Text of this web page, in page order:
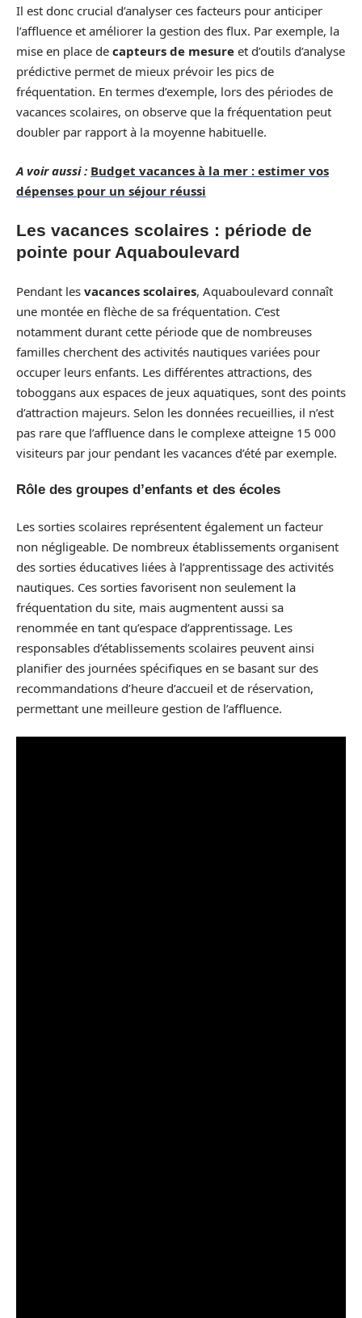
Il est donc crucial d’analyser ces facteurs pour anticiper
l’affluence et améliorer la gestion des flux. Par exemple, la
mise en place de capteurs de mesure et d’outils d’analyse
prédictive permet de mieux prévoir les pics de
fréquentation. En termes d’exemple, lors des périodes de
vacances scolaires, on observe que la fréquentation peut
doubler par rapport à la moyenne habituelle.
A voir aussi : Budget vacances à la mer : estimer vos
dépenses pour un séjour réussi
Les vacances scolaires : période de
pointe pour Aquaboulevard
Pendant les vacances scolaires, Aquaboulevard connaît
une montée en flèche de sa fréquentation. C’est
notamment durant cette période que de nombreuses
familles cherchent des activités nautiques variées pour
occuper leurs enfants. Les différentes attractions, des
toboggans aux espaces de jeux aquatiques, sont des points
d’attraction majeurs. Selon les données recueillies, il n’est
pas rare que l’affluence dans le complexe atteigne 15 000
visiteurs par jour pendant les vacances d’été par exemple.
Rôle des groupes d’enfants et des écoles
Les sorties scolaires représentent également un facteur
non négligeable. De nombreux établissements organisent
des sorties éducatives liées à l’apprentissage des activités
nautiques. Ces sorties favorisent non seulement la
fréquentation du site, mais augmentent aussi sa
renommée en tant qu’espace d’apprentissage. Les
responsables d’établissements scolaires peuvent ainsi
planifier des journées spécifiques en se basant sur des
recommandations d’heure d’accueil et de réservation,
permettant une meilleure gestion de l’affluence.